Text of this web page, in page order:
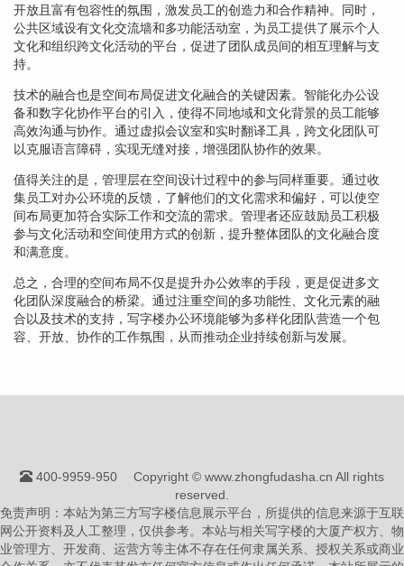
开放且富有包容性的氛围，激发员工的创造力和合作精神。同时，
公共区域设有文化交流墙和多功能活动室，为员工提供了展示个人
文化和组织跨文化活动的平台，促进了团队成员间的相互理解与支
持。
技术的融合也是空间布局促进文化融合的关键因素。智能化办公设
备和数字化协作平台的引入，使得不同地域和文化背景的员工能够
高效沟通与协作。通过虚拟会议室和实时翻译工具，跨文化团队可
以克服语言障碍，实现无缝对接，增强团队协作的效果。
值得关注的是，管理层在空间设计过程中的参与同样重要。通过收
集员工对办公环境的反馈，了解他们的文化需求和偏好，可以使空
间布局更加符合实际工作和交流的需求。管理者还应鼓励员工积极
参与文化活动和空间使用方式的创新，提升整体团队的文化融合度
和满意度。
总之，合理的空间布局不仅是提升办公效率的手段，更是促进多文
化团队深度融合的桥梁。通过注重空间的多功能性、文化元素的融
合以及技术的支持，写字楼办公环境能够为多样化团队营造一个包
容、开放、协作的工作氛围，从而推动企业持续创新与发展。
400-9959-950
Copyright © www.zhongfudasha.cn All rights
reserved.
免责声明：本站为第三方写字楼信息展示平台，所提供的信息来源于互联
网公开资料及人工整理，仅供参考。本站与相关写字楼的大厦产权方、物
业管理方、开发商、运营方等主体不存在任何隶属关系、授权关系或商业